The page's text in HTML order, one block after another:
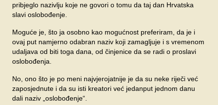
pribjeglo nazivlju koje ne govori o tomu da taj dan Hrvatska
slavi oslobođenje.
Moguće je, što ja osobno kao mogućnost preferiram, da je i
ovaj put namjerno odabran naziv koji zamagljuje i s vremenom
udaljava od biti toga dana, od činjenice da se radi o proslavi
oslobođenja.
No, ono što je po meni najvjerojatnije je da su neke riječi već
zaposjednute i da su isti kreatori već jedanput jednom danu
dali naziv „oslobođenje“.